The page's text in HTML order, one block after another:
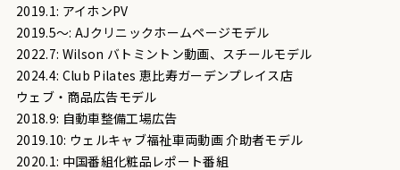
2019.1: アイホンPV
2019.5～: AJクリニックホームページモデル
2022.7: Wilson バトミントン動画、スチールモデル
2024.4: Club Pilates 恵比寿ガーデンプレイス店
ウェブ・商品広告モデル
2018.9: 自動車整備工場広告
2019.10: ウェルキャブ福祉車両動画 介助者モデル
2020.1: 中国番組化粧品レポート番組